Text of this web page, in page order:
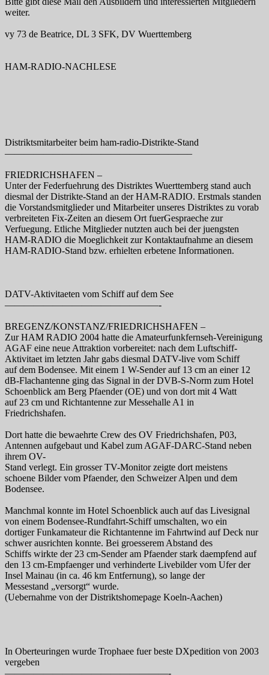
weiter.
vy 73 de Beatrice, DL 3 SFK, DV Wuerttemberg
HAM-RADIO-NACHLESE
Distriktsmitarbeiter beim ham-radio-Distrikte-Stand
———————————————————–
FRIEDRICHSHAFEN –
Unter der Federfuehrung des Distriktes Wuerttemberg stand auch
diesmal der Distrikte-Stand an der HAM-RADIO. Erstmals standen
die Vorstandsmitglieder und Mitarbeiter unseres Distriktes zu vorab
verbreiteten Fix-Zeiten an diesem Ort fuerGespraeche zur
Verfuegung. Etliche Mitglieder nutzten auch bei der juengsten
HAM-RADIO die Moeglichkeit zur Kontaktaufnahme an diesem
HAM-RADIO-Stand bzw. erhielten erbetene Informationen.
DATV-Aktivitaeten vom Schiff auf dem See
————————————————-
BREGENZ/KONSTANZ/FRIEDRICHSHAFEN –
Zur HAM RADIO 2004 hatte die Amateurfunkfernseh-Vereinigung
AGAF eine neue Attraktion vorbereitet: nach dem Luftschiff-
Aktivitaet im letzten Jahr gabs diesmal DATV-live vom Schiff
auf dem Bodensee. Mit einem 1 W-Sender auf 13 cm an einer 12
dB-Flachantenne ging das Signal in der DVB-S-Norm zum Hotel
Schoenblick am Berg Pfaender (OE) und von dort mit 4 Watt
auf 23 cm und Richtantenne zur Messehalle A1 in
Friedrichshafen.
Dort hatte die bewaehrte Crew des OV Friedrichshafen, P03,
Antennen aufgebaut und Kabel zum AGAF-DARC-Stand neben
ihrem OV-
Stand verlegt. Ein grosser TV-Monitor zeigte dort meistens
schoene Bilder vom Pfaender, den Schweizer Alpen und dem
Bodensee.
Manchmal konnte im Hotel Schoenblick auch auf das Livesignal
von einem Bodensee-Rundfahrt-Schiff umschalten, wo ein
dortiger Funkamateur die Richtantenne im Fahrtwind auf Deck nur
schwer ausrichten konnte. Bei groesserem Abstand des
Schiffs wirkte der 23 cm-Sender am Pfaender stark daempfend auf
den 13 cm-Empfaenger und verhinderte Livebilder vom Ufer der
Insel Mainau (in ca. 46 km Entfernung), so lange der
Messestand „versorgt“ wurde.
(Uebernahme von der Distriktshomepage Koeln-Aachen)
In Oberteuringen wurde Trophaee fuer beste DXpedition von 2003
vergeben
—————————————————-